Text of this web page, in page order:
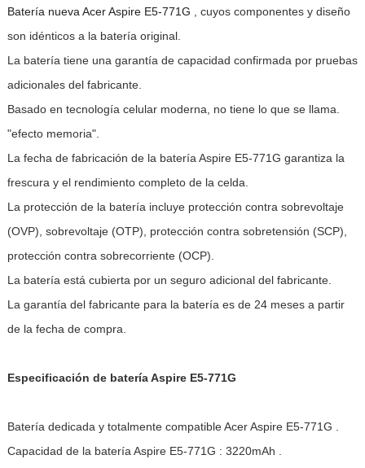
Batería nueva Acer Aspire E5-771G , cuyos componentes y diseño
son idénticos a la batería original.
La batería tiene una garantía de capacidad confirmada por pruebas
adicionales del fabricante.
Basado en tecnología celular moderna, no tiene lo que se llama.
"efecto memoria".
La fecha de fabricación de la batería Aspire E5-771G garantiza la
frescura y el rendimiento completo de la celda.
La protección de la batería incluye protección contra sobrevoltaje
(OVP), sobrevoltaje (OTP), protección contra sobretensión (SCP),
protección contra sobrecorriente (OCP).
La batería está cubierta por un seguro adicional del fabricante.
La garantía del fabricante para la batería es de 24 meses a partir
de la fecha de compra.
Especificación de batería Aspire E5-771G
Batería dedicada y totalmente compatible Acer Aspire E5-771G .
Capacidad de la batería Aspire E5-771G : 3220mAh .